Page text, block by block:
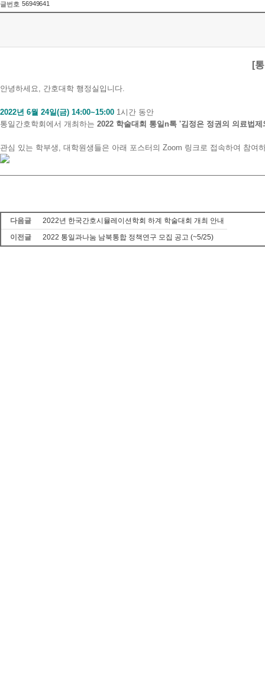
글번호 56949641
[
안녕하세요, 간호대학 행정실입니다.
2022년 6월 24일(금) 14:00~15:00 1시간 동안
통일간호학회에서 개최하는 2022 학술대회 통일n톡 '김정은 정권의 의료법제
관심 있는 학부생, 대학원생들은 아래 포스터의 Zoom 링크로 접속하여 참여
다음글
2022년 한국간호시뮬레이션학회 하계 학술대회 개최 안내
이전글
2022 통일과나눔 남북통합 정책연구 모집 공고 (~5/25)